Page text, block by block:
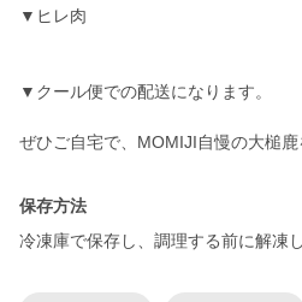
▼ヒレ肉
▼クール便での配送になります。
ぜひご自宅で、MOMIJI自慢の大槌
保存方法
冷凍庫で保存し、調理する前に解凍